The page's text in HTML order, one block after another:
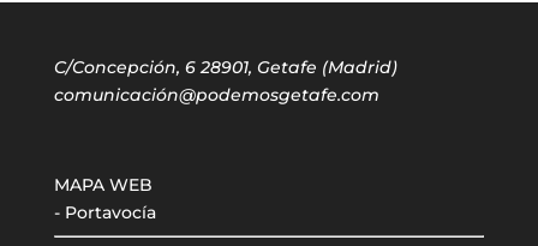
C/Concepción, 6 28901, Getafe (Madrid)
comunicación@podemosgetafe.com
MAPA WEB
- Portavocía